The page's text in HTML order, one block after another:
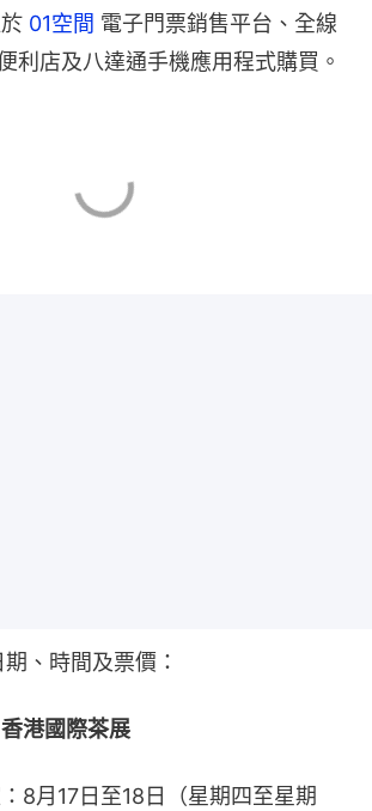
01空間 電子門票銷售平台、全線
利店及八達通手機應用程式購買。
、時間及票價：
港國際茶展
8月17日至18日（星期四至星期